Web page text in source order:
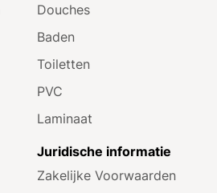
Douches
Baden
Toiletten
PVC
Laminaat
Juridische informatie
Zakelijke Voorwaarden